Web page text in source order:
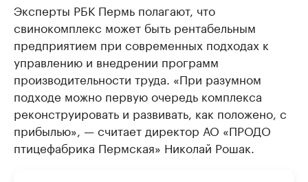
Эксперты РБК Пермь полагают, что
свинокомплекс может быть рентабельным
предприятием при современных подходах к
управлению и внедрении программ
производительности труда. «При разумном
подходе можно первую очередь комплекса
реконструировать и развивать, как положено, с
прибылью», — считает директор АО «ПРОДО
птицефабрика Пермская» Николай Рошак.